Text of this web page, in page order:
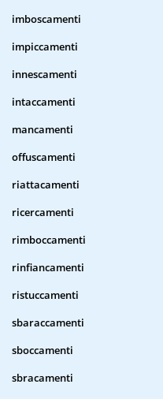
imboscamenti
impiccamenti
innescamenti
intaccamenti
mancamenti
offuscamenti
riattacamenti
ricercamenti
rimboccamenti
rinfiancamenti
ristuccamenti
sbaraccamenti
sboccamenti
sbracamenti